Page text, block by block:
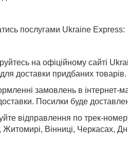
послугами Ukraine Express:
на офіційному сайті
доставки придбаних товарів.
замовлень в інтернет-
Посилки буде
відправлення по трек-
Житомирі, Вінниці, Черкасах,